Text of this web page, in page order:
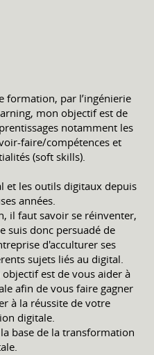
formation, par l’ingénierie
mon objectif est de
notamment les
faire/compétences et
(soft skills).
et les outils digitaux depuis
années.
il faut savoir se réinventer,
suis donc persuadé de
d'acculturer ses
sujets liés au digital.
est de vous aider à
afin de vous faire gagner
à la réussite de votre
digitale.
base de la transformation